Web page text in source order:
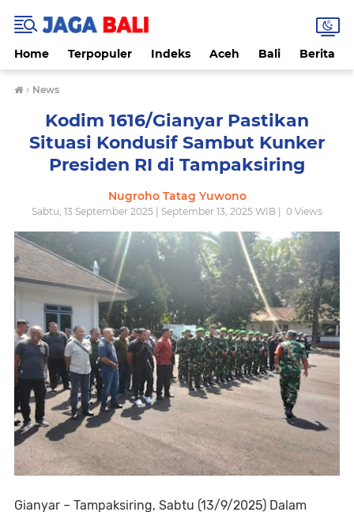
Home Terpopuler Indeks Aceh Bali Berita
› News
Kodim 1616/Gianyar Pastikan
Situasi Kondusif Sambut Kunker
Presiden RI di Tampaksiring
Nugroho Tatag Yuwono
Sabtu, 13 September 2025 | September 13, 2025 WIB | 0 Views
Gianyar – Tampaksiring, Sabtu (13/9/2025) Dalam